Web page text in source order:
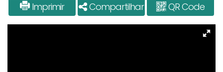
Imprimir
Compartilhar QR Code